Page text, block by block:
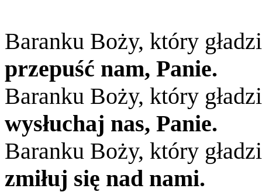
Baranku Boży, który
przepuść nam, Panie.
Baranku Boży, który
wysłuchaj nas, Panie.
Baranku Boży, który
zmiłuj się nad nami.